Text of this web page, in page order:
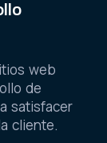
web
de
satisfacer
cliente.